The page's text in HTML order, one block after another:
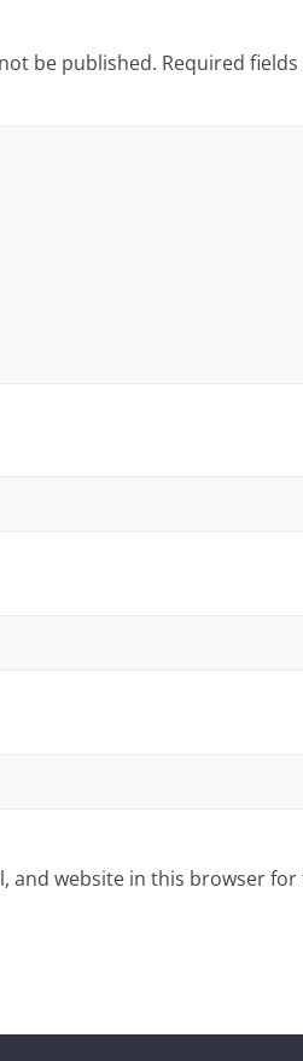
be published. Required
and website in this browser